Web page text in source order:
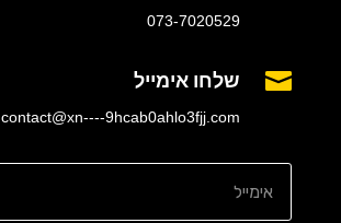
073-7020529
 שלחו אימייל
contact@xn----9hcab0ahlo3fjj.com